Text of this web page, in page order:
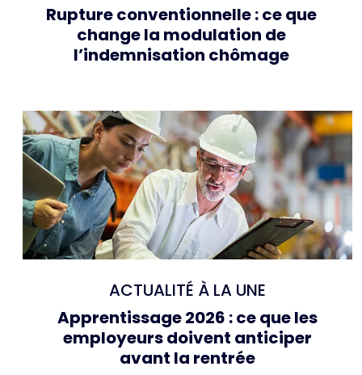
Rupture conventionnelle : ce que
change la modulation de
l’indemnisation chômage
ACTUALITÉ À LA UNE
Apprentissage 2026 : ce que les
employeurs doivent anticiper
avant la rentrée